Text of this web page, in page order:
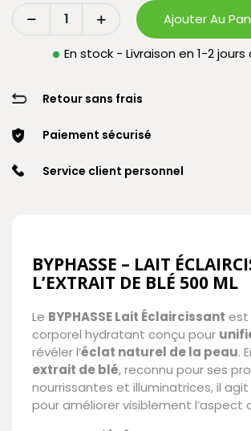
Ajouter Au
En stock - Livraison en 1-2
Retour sans frais
Paiement sécurisé
Service client personnel
BYPHASSE – LAIT
L’EXTRAIT DE BLÉ 500 ML
Le BYPHASSE Lait Éclaircissant est
corporel hydratant conçu pour
révéler l’éclat naturel de la peau.
extrait de blé, reconnu pour ses
nourrissantes et illuminatrices, il
pour améliorer visiblement l’aspect